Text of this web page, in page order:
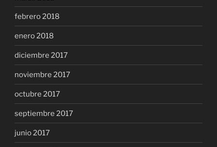
febrero 2018
enero 2018
diciembre 2017
noviembre 2017
octubre 2017
septiembre 2017
junio 2017